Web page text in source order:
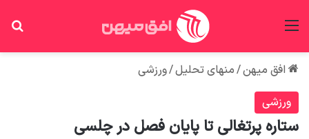
افق میهن/منهای تحلیل/ورزشی
ورزشی
ستاره پرتغالی تا پایان فصل در چلسی